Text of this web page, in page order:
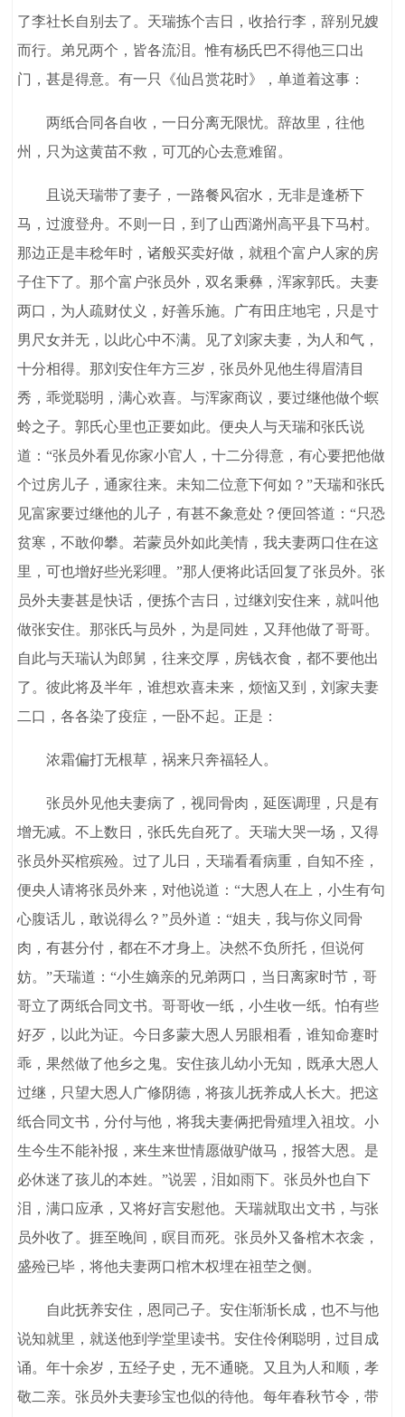
了李社长自别去了。天瑞拣个吉日，收拾行李，辞别兄嫂
而行。弟兄两个，皆各流泪。惟有杨氏巴不得他三口出
门，甚是得意。有一只《仙吕赏花时》，单道着这事：
两纸合同各自收，一日分离无限忧。辞故里，往他
州，只为这黄苗不救，可兀的心去意难留。
且说天瑞带了妻子，一路餐风宿水，无非是逢桥下
马，过渡登舟。不则一日，到了山西潞州高平县下马村。
那边正是丰稔年时，诸般买卖好做，就租个富户人家的房
子住下了。那个富户张员外，双名秉彝，浑家郭氏。夫妻
两口，为人疏财仗义，好善乐施。广有田庄地宅，只是寸
男尺女并无，以此心中不满。见了刘家夫妻，为人和气，
十分相得。那刘安住年方三岁，张员外见他生得眉清目
秀，乖觉聪明，满心欢喜。与浑家商议，要过继他做个螟
蛉之子。郭氏心里也正要如此。便央人与天瑞和张氏说
道：“张员外看见你家小官人，十二分得意，有心要把他做
个过房儿子，通家往来。未知二位意下何如？”天瑞和张氏
见富家要过继他的儿子，有甚不象意处？便回答道：“只恐
贫寒，不敢仰攀。若蒙员外如此美情，我夫妻两口住在这
里，可也增好些光彩哩。”那人便将此话回复了张员外。张
员外夫妻甚是快话，便拣个吉日，过继刘安住来，就叫他
做张安住。那张氏与员外，为是同姓，又拜他做了哥哥。
自此与天瑞认为郎舅，往来交厚，房钱衣食，都不要他出
了。彼此将及半年，谁想欢喜未来，烦恼又到，刘家夫妻
二口，各各染了疫症，一卧不起。正是：
浓霜偏打无根草，祸来只奔福轻人。
张员外见他夫妻病了，视同骨肉，延医调理，只是有
增无减。不上数日，张氏先自死了。天瑞大哭一场，又得
张员外买棺殡殓。过了儿日，天瑞看看病重，自知不痊，
便央人请将张员外来，对他说道：“大恩人在上，小生有句
心腹话儿，敢说得么？”员外道：“姐夫，我与你义同骨
肉，有甚分付，都在不才身上。决然不负所托，但说何
妨。”天瑞道：“小生嫡亲的兄弟两口，当日离家时节，哥
哥立了两纸合同文书。哥哥收一纸，小生收一纸。怕有些
好歹，以此为证。今日多蒙大恩人另眼相看，谁知命蹇时
乖，果然做了他乡之鬼。安住孩儿幼小无知，既承大恩人
过继，只望大恩人广修阴德，将孩儿抚养成人长大。把这
纸合同文书，分付与他，将我夫妻俩把骨殖埋入祖坟。小
生今生不能补报，来生来世情愿做驴做马，报答大恩。是
必休迷了孩儿的本姓。”说罢，泪如雨下。张员外也自下
泪，满口应承，又将好言安慰他。天瑞就取出文书，与张
员外收了。捱至晚间，瞑目而死。张员外又备棺木衣衾，
盛殓已毕，将他夫妻两口棺木权埋在祖茔之侧。
自此抚养安住，恩同己子。安住渐渐长成，也不与他
说知就里，就送他到学堂里读书。安住伶俐聪明，过目成
诵。年十余岁，五经子史，无不通晓。又且为人和顺，孝
敬二亲。张员外夫妻珍宝也似的待他。每年春秋节令，带